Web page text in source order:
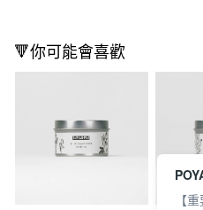
🔻你可能會喜歡
【